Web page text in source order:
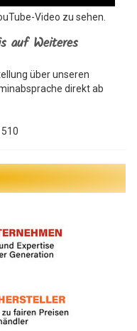
Video zu sehen.
auf Weiteres
über unseren
direkt ab